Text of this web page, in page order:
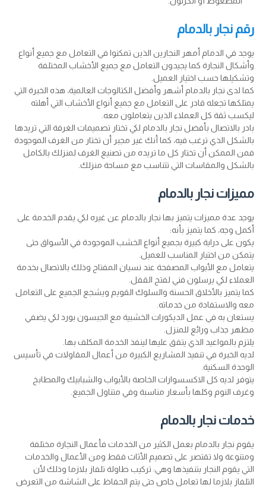
رقم نجار بالدمام
يوجد في الدمام أمهر النجارين الذين تمكنوا في التعامل مع جميع أنواع
وأشكال النجارة كما يجيدون التعامل مع جميع الأخشاب المختلفة
وتشكيلها حسب اختيار العميل.
كما لدى نجار بالدمام أشهر وأفضل الكتالوجات العالمية، هذه الخبرة التي
يمتلكها تجعله قادر على التعامل مع جميع أنواع الأخشاب التي أهلته
ليكسب ثقة كل العملاء الذين يتعاملون معه.
بادر بالاتصال بأفضل نجار بالدمام لكي تختار تصميمات الغرفة التي تريدها
بالشكل الذي ترغب فيه، كما أنك غير مجبر أن تختار من الغرف الموجودة
فمن الممكن أن تختار كل ما تريده من تصنيع الغرف لمنزلك بالكامل
بالشكل والمقاسات التي تتناسب مع مساحة منزلك.
مميزات نجار بالدمام
يوجد عدة مميزات يتميز بها نجار بالدمام عن غيره لكي يقدم الخدمة على
أكمل وجه، كما يتميز بأنه:
يكون على دراية كبيرة بجميع أنواع الخشب الموجودة في الأسواق حتى
يتمكن من اختيار المناسب للعميل.
يتعامل مع الأبواب المصفحة عند نسيان المفتاح وذلك بالاتصال بخدمة
العملاء لكي يرسلون فني لفتح القفل.
كما يتميز بالأخلاق الحسنة والسلوك القويم ويشجع الجميع على التعامل
معه والاستفادة من خدماته.
يستعان به في عمل الديكورات الخشبية مع الجبسون بورد لكي يضفي
مظهر جذاب ورائع للمنزل.
يلتزم بالمواعيد الذي يتفق عليها لينفذ الخدمة المكلف بها.
لديه الخبرة في تنفيذ المشاريع الكبيرة من أعمال المقاولات في تأسيس
الوحدة السكنية.
يتوفر لديه كل الاكسسوارات الخاصة بالأبواب والشبابيك والمطابخ
وغرف النوم وكلها بأسعار مناسبة وفي متناول الجميع.
خدمات نجار بالدمام
يقوم نجار بالدمام بعمل الكثير من الخدمات فأعمال النجارة مختلفة
ومتنوعة ولا تقتصر على تصميم الأثاث فقط ومن الأعمال والخدمات
التي يقوم النجار بتنفيذها وهي: تركيب طاولة تلفاز بلازما وذلك لأن
التلفاز بلازما لها تعامل خاص حتى يتم الحفاظ على الشاشة من التعرض